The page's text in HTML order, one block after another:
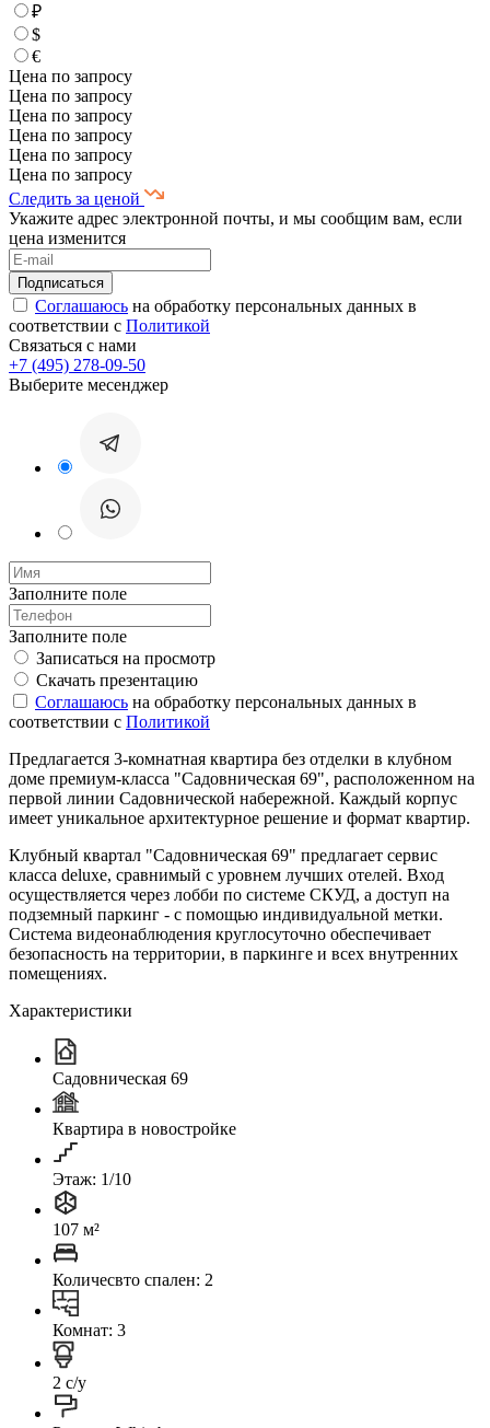
₽
$
€
Цена по запросу
Цена по запросу
Цена по запросу
Цена по запросу
Цена по запросу
Цена по запросу
Следить за ценой
Укажите адрес электронной почты, и мы сообщим вам, если
цена изменится
Соглашаюсь на обработку персональных данных в
соответствии с Политикой
Связаться с нами
+7 (495) 278-09-50
Выберите месенджер
Заполните поле
Заполните поле
Записаться на просмотр
Скачать презентацию
Соглашаюсь на обработку персональных данных в
соответствии с Политикой
Предлагается 3-комнатная квартира без отделки в клубном
доме премиум-класса "Садовническая 69", расположенном на
первой линии Садовнической набережной. Каждый корпус
имеет уникальное архитектурное решение и формат квартир.
Клубный квартал "Садовническая 69" предлагает сервис
класса deluxe, сравнимый с уровнем лучших отелей. Вход
осуществляется через лобби по системе СКУД, а доступ на
подземный паркинг - с помощью индивидуальной метки.
Система видеонаблюдения круглосуточно обеспечивает
безопасность на территории, в паркинге и всех внутренних
помещениях.
Характеристики
Садовническая 69
Квартира в новостройке
Этаж: 1/10
107 м²
Количесвто спален: 2
Комнат: 3
2 с/у